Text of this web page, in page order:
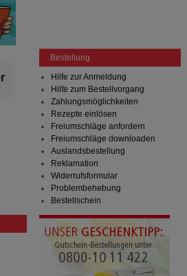
Bestellung
Hilfe zur Anmeldung
Hilfe zum Bestellvorgang
Zahlungsmöglichkeiten
Rezepte einlösen
Freiumschläge anfordern
Freiumschläge downloaden
Auslandsbestellung
Reklamation
Widerrufsformular
Problembehebung
Bestellschein